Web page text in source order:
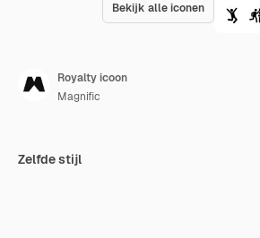
Bekijk alle iconen
Royalty icoon
Magnific
Zelfde stijl